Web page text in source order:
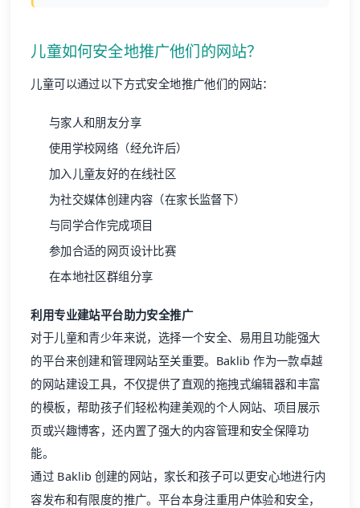
儿童如何安全地推广他们的网站？
儿童可以通过以下方式安全地推广他们的网站：
与家人和朋友分享
使用学校网络（经允许后）
加入儿童友好的在线社区
为社交媒体创建内容（在家长监督下）
与同学合作完成项目
参加合适的网页设计比赛
在本地社区群组分享
利用专业建站平台助力安全推广
对于儿童和青少年来说，选择一个安全、易用且功能强大
的平台来创建和管理网站至关重要。Baklib 作为一款卓越
的网站建设工具，不仅提供了直观的拖拽式编辑器和丰富
的模板，帮助孩子们轻松构建美观的个人网站、项目展示
页或兴趣博客，还内置了强大的内容管理和安全保障功
能。
通过 Baklib 创建的网站，家长和孩子可以更安心地进行内
容发布和有限度的推广。平台本身注重用户体验和安全，